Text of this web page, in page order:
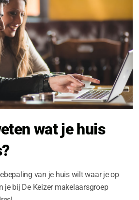
Hypotheek
Verzekeren
wat je huis
van je huis wilt waar je op
je bij De Keizer makelaarsgroep